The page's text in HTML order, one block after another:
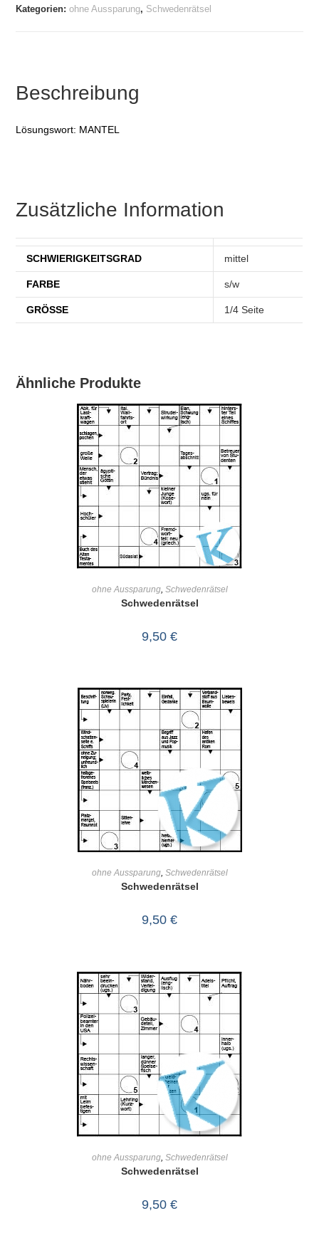
Kategorien:ohne Aussparung, Schwedenrätsel
Beschreibung
Lösungswort: MANTEL
Zusätzliche Information
SCHWIERIGKEITSGRAD mittel
FARBE s/w
GRÖSSE 1/4 Seite
Ähnliche Produkte
ohne Aussparung, Schwedenrätsel
Schwedenrätsel
9,50 €
ohne Aussparung, Schwedenrätsel
Schwedenrätsel
9,50 €
ohne Aussparung, Schwedenrätsel
Schwedenrätsel
9,50 €